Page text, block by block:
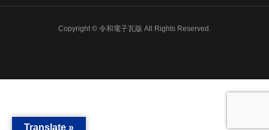
Copyright © 令和電子瓦版 All Rights Reserved.
Translate »